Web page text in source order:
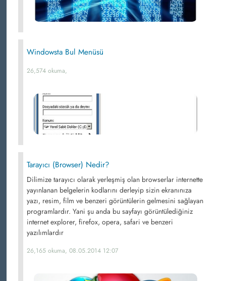
Windowsta Bul Menüsü
26,574 okuma,
Tarayıcı (Browser) Nedir?
Dilimize tarayıcı olarak yerleşmiş olan browserlar internette
yayınlanan belgelerin kodlarını derleyip sizin ekranınıza
yazı, resim, film ve benzeri görüntülerin gelmesini sağlayan
programlardır. Yani şu anda bu sayfayı görüntülediğiniz
internet explorer, firefox, opera, safari ve benzeri
yazılımlardır
26,165 okuma, 08.05.2014 12:07